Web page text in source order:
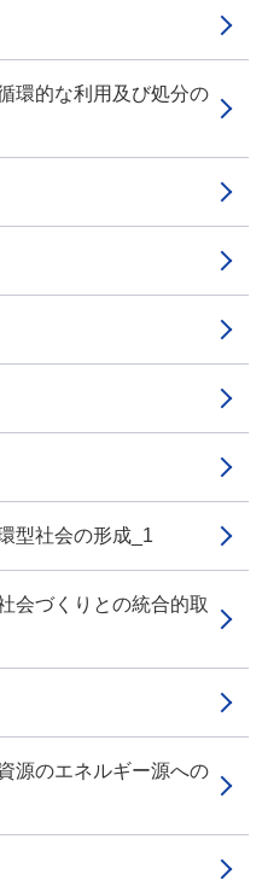
環的な利用及び処分の
型社会の形成_1
会づくりとの統合的取
源のエネルギー源への